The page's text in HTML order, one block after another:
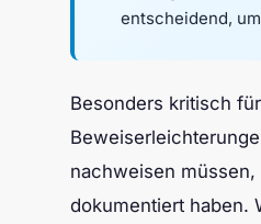
entscheidend,
Besonders kritisch
nachweisen
dokumentiert haben.